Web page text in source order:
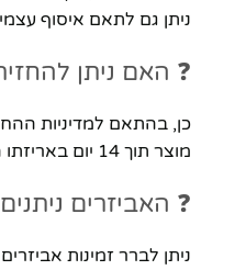
ניתן גם לתאם איסוף
❓ האם ניתן
כן, בהתאם למדיניות
מוצר תוך 14 יום באריזתו המקורית.
❓ האביזרים
ניתן לברר זמינות